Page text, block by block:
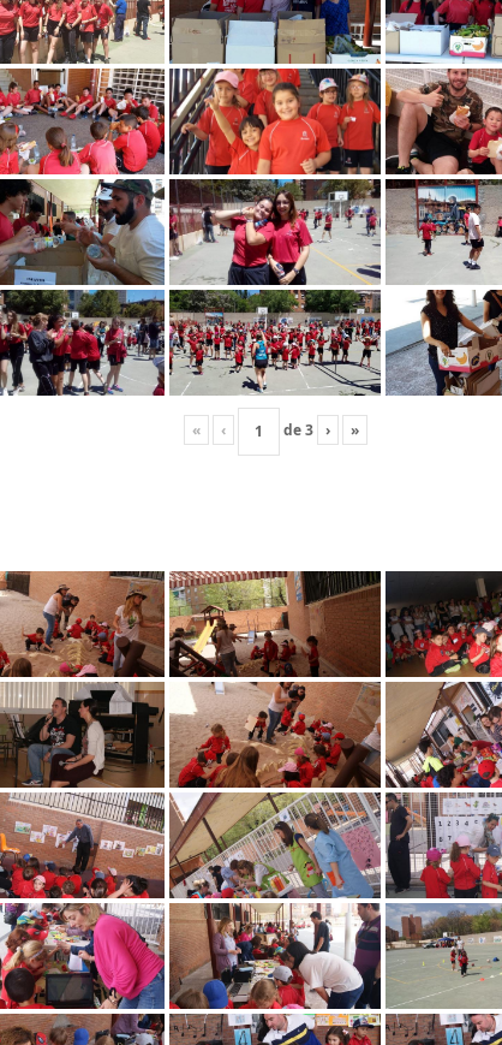
« ‹ de3 › »